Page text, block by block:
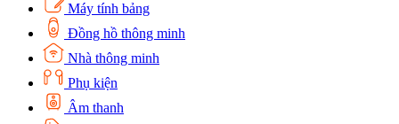
Máy tính bảng
Đồng hồ thông minh
Nhà thông minh
Phụ kiện
Âm thanh